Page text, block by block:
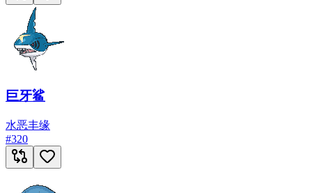
巨牙鲨
水恶丰缘
#320